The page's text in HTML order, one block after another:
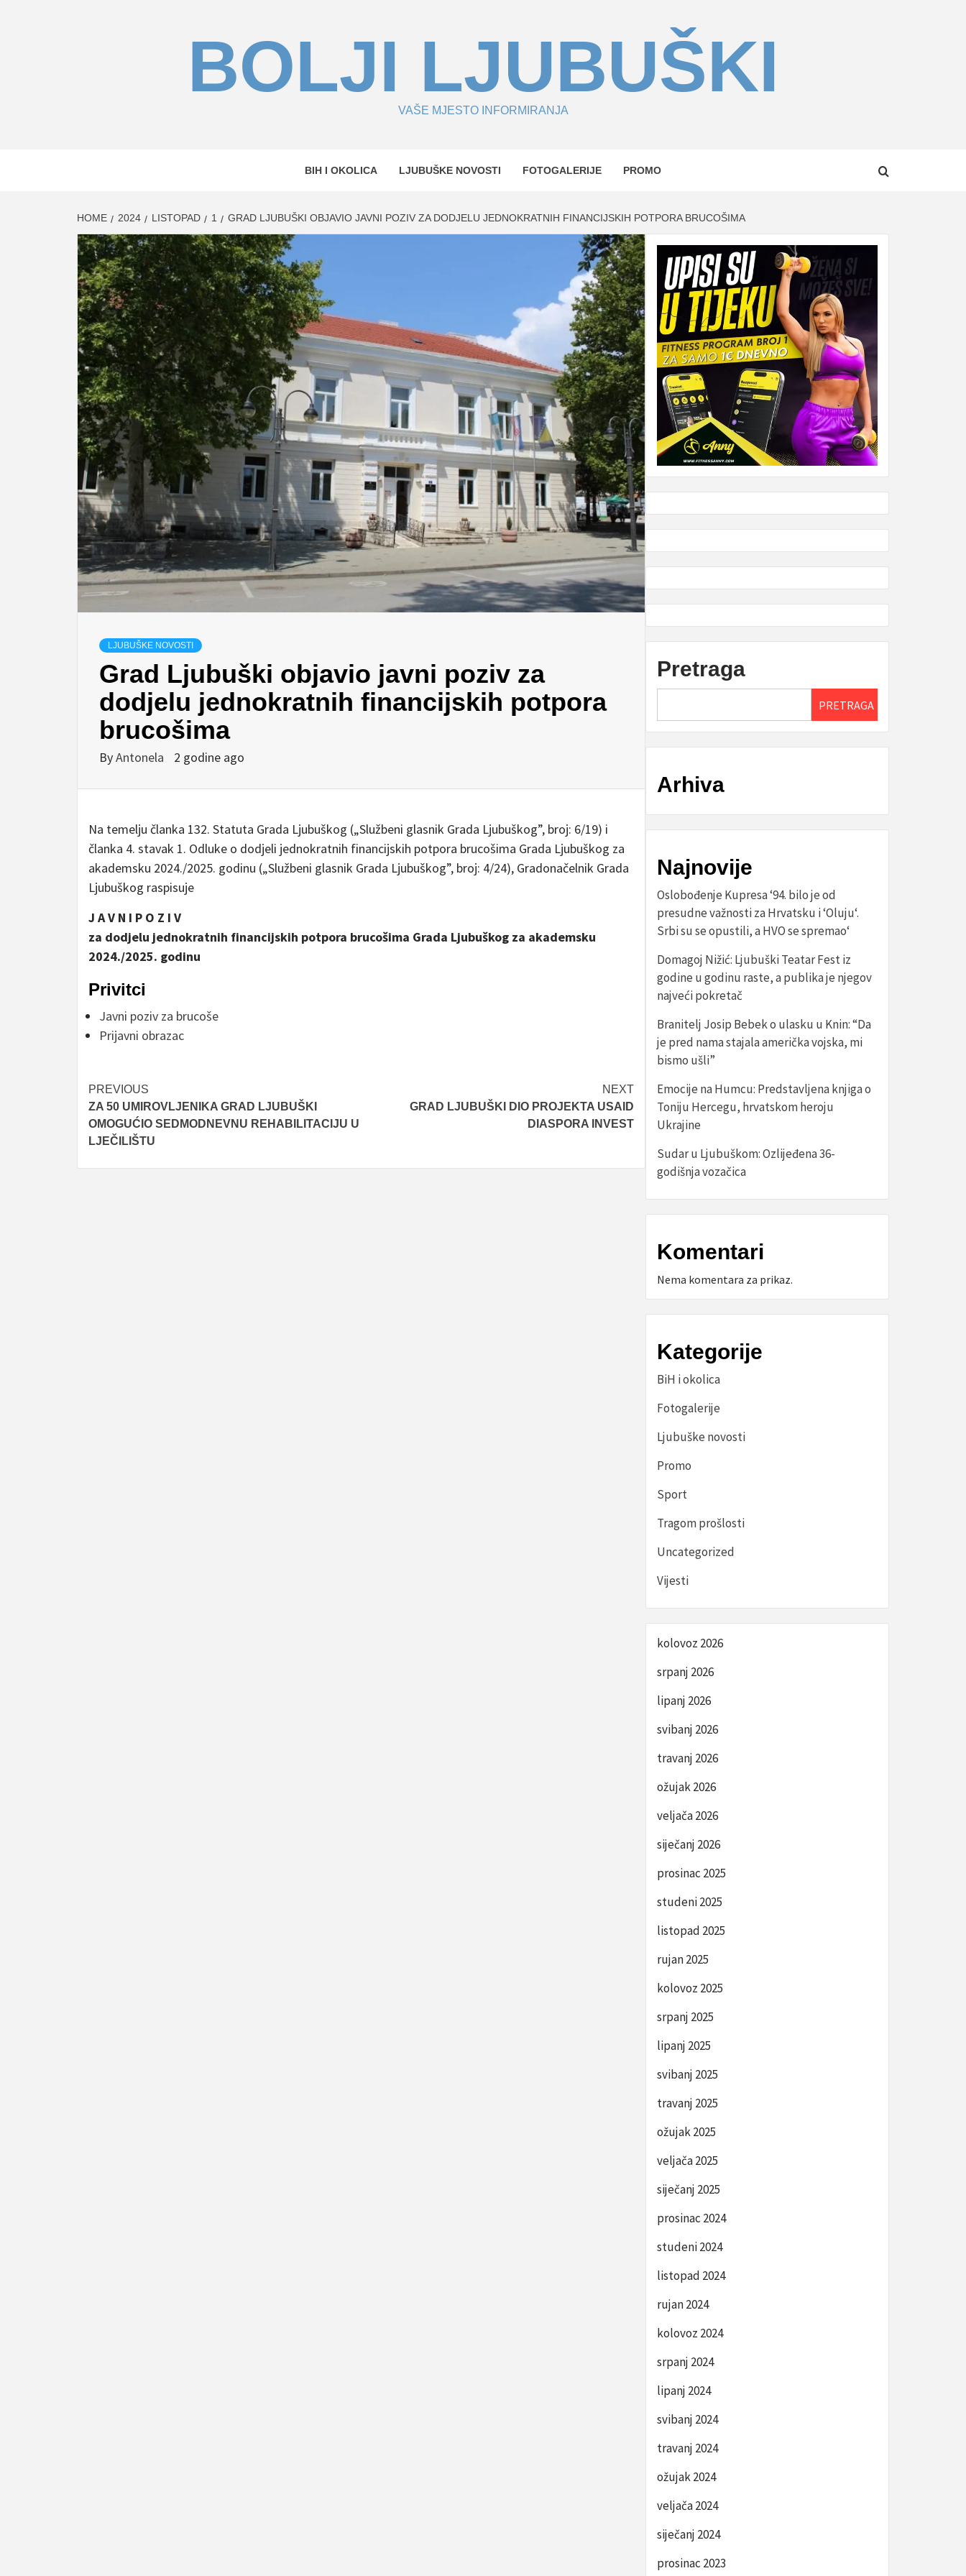
BOLJI LJUBUŠKI
VAŠE MJESTO INFORMIRANJA
BIH I OKOLICA LJUBUŠKE NOVOSTI FOTOGALERIJE PROMO
HOME 2024 LISTOPAD 1 GRAD LJUBUŠKI OBJAVIO JAVNI POZIV ZA DODJELU JEDNOKRATNIH FINANCIJSKIH POTPORA BRUCOŠIMA
LJUBUŠKE NOVOSTI
Grad Ljubuški objavio javni poziv za
dodjelu jednokratnih financijskih potpora
brucošima
ByAntonela 2 godine ago
Na temelju članka 132. Statuta Grada Ljubuškog („Službeni glasnik Grada Ljubuškog”, broj: 6/19) i
članka 4. stavak 1. Odluke o dodjeli jednokratnih financijskih potpora brucošima Grada Ljubuškog za
akademsku 2024./2025. godinu („Službeni glasnik Grada Ljubuškog”, broj: 4/24), Gradonačelnik Grada
Ljubuškog raspisuje
J A V N I P O Z I V
za dodjelu jednokratnih financijskih potpora brucošima Grada Ljubuškog za akademsku
2024./2025. godinu
Privitci
Javni poziv za brucoše
Prijavni obrazac
Post
navigation
PREVIOUS
ZA 50 UMIROVLJENIKA GRAD LJUBUŠKI
OMOGUĆIO SEDMODNEVNU REHABILITACIJU U
LJEČILIŠTU
NEXT
GRAD LJUBUŠKI DIO PROJEKTA USAID
DIASPORA INVEST
Pretraga
PRETRAGA
Arhiva
Najnovije
Oslobođenje Kupresa ‘94. bilo je od
presudne važnosti za Hrvatsku i ‘Oluju‘.
Srbi su se opustili, a HVO se spremao‘
Domagoj Nižić: Ljubuški Teatar Fest iz
godine u godinu raste, a publika je njegov
najveći pokretač
Branitelj Josip Bebek o ulasku u Knin: “Da
je pred nama stajala američka vojska, mi
bismo ušli”
Emocije na Humcu: Predstavljena knjiga o
Toniju Hercegu, hrvatskom heroju
Ukrajine
Sudar u Ljubuškom: Ozlijeđena 36-
godišnja vozačica
Komentari
Nema komentara za prikaz.
Kategorije
BiH i okolica
Fotogalerije
Ljubuške novosti
Promo
Sport
Tragom prošlosti
Uncategorized
Vijesti
kolovoz 2026
srpanj 2026
lipanj 2026
svibanj 2026
travanj 2026
ožujak 2026
veljača 2026
siječanj 2026
prosinac 2025
studeni 2025
listopad 2025
rujan 2025
kolovoz 2025
srpanj 2025
lipanj 2025
svibanj 2025
travanj 2025
ožujak 2025
veljača 2025
siječanj 2025
prosinac 2024
studeni 2024
listopad 2024
rujan 2024
kolovoz 2024
srpanj 2024
lipanj 2024
svibanj 2024
travanj 2024
ožujak 2024
veljača 2024
siječanj 2024
prosinac 2023